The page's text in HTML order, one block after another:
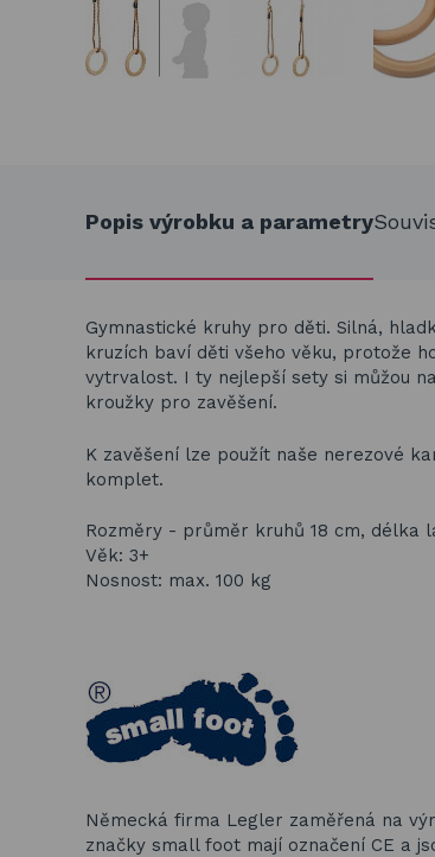
Popis výrobku a parametry
Gymnastické kruhy pro děti. Silná,
kruzích baví děti všeho věku, protože
vytrvalost. I ty nejlepší sety si můžou
kroužky pro zavěšení.
K zavěšení lze použít naše nerezové
komplet.
Rozměry - průměr kruhů 18 cm, délka
Věk: 3+
Nosnost: max. 100 kg
Německá firma Legler zaměřená na
značky small foot mají označení CE a